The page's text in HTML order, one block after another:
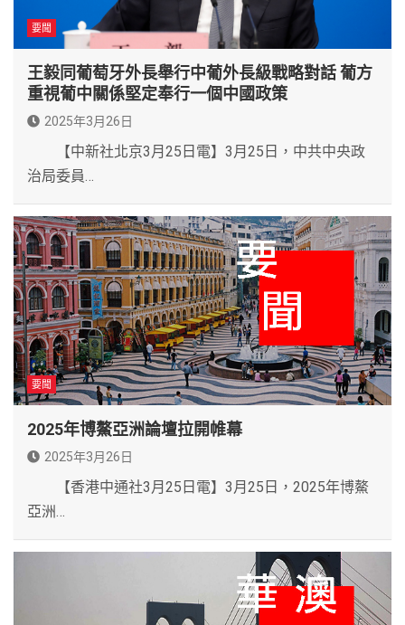
要聞
王毅同葡萄牙外長舉行中葡外長級戰略對話 葡方
重視葡中關係堅定奉行一個中國政策
2025年3月26日
【中新社北京3月25日電】3月25日，中共中央政
治局委員…
要聞
2025年博鰲亞洲論壇拉開帷幕
2025年3月26日
【香港中通社3月25日電】3月25日，2025年博鰲
亞洲…